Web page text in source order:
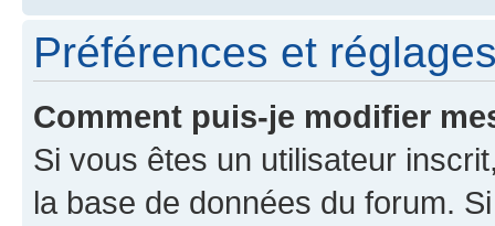
Préférences et
Comment puis-je modifier
Si vous êtes un utilisateur
la base de données du forum.